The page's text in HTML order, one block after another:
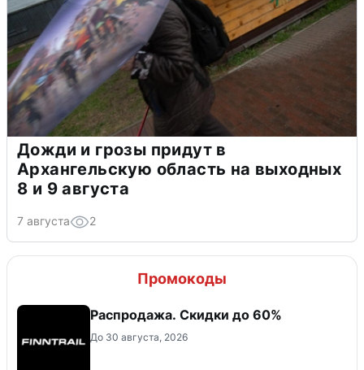
Дожди и грозы придут в
Архангельскую область на выходных
8 и 9 августа
7 августа 2
Промокоды
Распродажа. Скидки до 60%
До 30 августа, 2026